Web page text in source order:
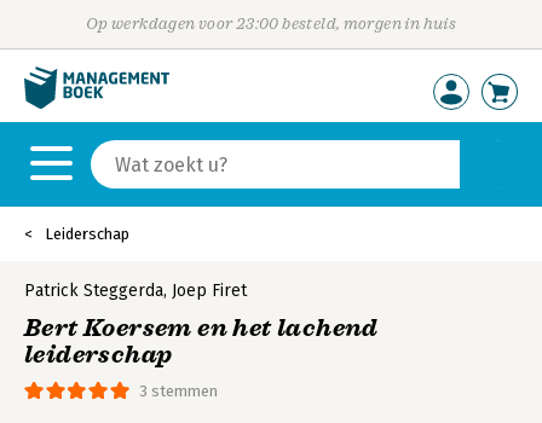
Op werkdagen voor 23:00 besteld, morgen in huis
Leiderschap
3 stemmen
Patrick Steggerda, Joep Firet
Bert Koersem en het lachend
leiderschap